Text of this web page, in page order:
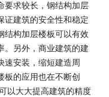
要求较长，钢结构加层
证建筑的安全性和稳定
结构加层楼板可以有效
。另外，商业建筑的建
速安装，缩短建造周
板的应用也在不断创
以大大提高建筑的精度